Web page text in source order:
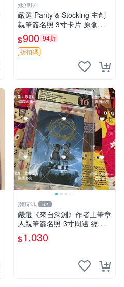
水狸屋
嚴選 Panty & Stocking 主創
親筆簽名照 3寸卡片 原盒保
証 現場直拍 精確關鍵詞：Pa
nty Stocking 周邊 照片
$900 94折
折扣碼
潮玩港 52
嚴選《來自深淵》作者土筆章
人親筆簽名照 3寸周邊 經典
卡磚 相片拍賣 深淵 Made in
Abyss 土筆章人 照片
$1,030